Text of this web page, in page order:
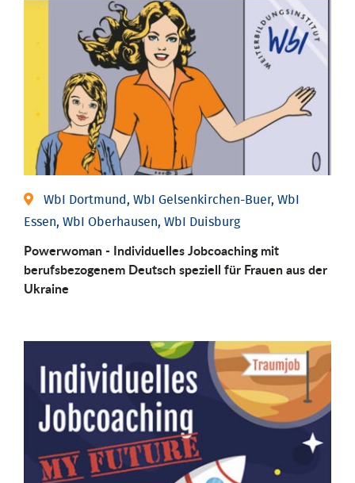
WbI Dortmund, WbI Gelsenkirchen-Buer, WbI
Essen, WbI Oberhausen, WbI Duisburg
Powerwoman - Individuelles Jobcoaching mit
berufsbezogenem Deutsch speziell für Frauen aus der
Ukraine